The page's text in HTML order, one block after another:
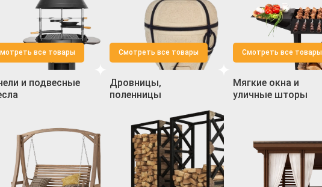
все товары Смотреть все товары Смотреть все товары
и подвесные
Дровницы,
поленницы
Мягкие окна и
уличные шторы